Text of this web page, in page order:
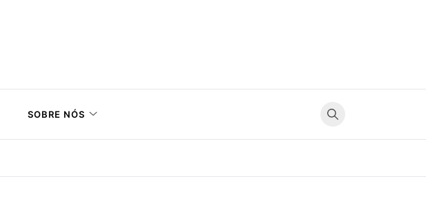
SOBRE NÓS